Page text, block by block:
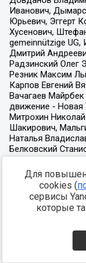
Для
cookies (
сервисы
которые